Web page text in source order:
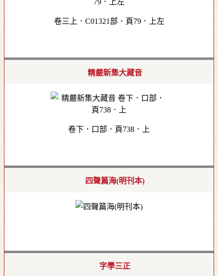
卷三上．C01321部．頁79．上左
精嚴新集大藏音
卷下．口部．頁738．上
四聲篇海(明刊本)
字學三正